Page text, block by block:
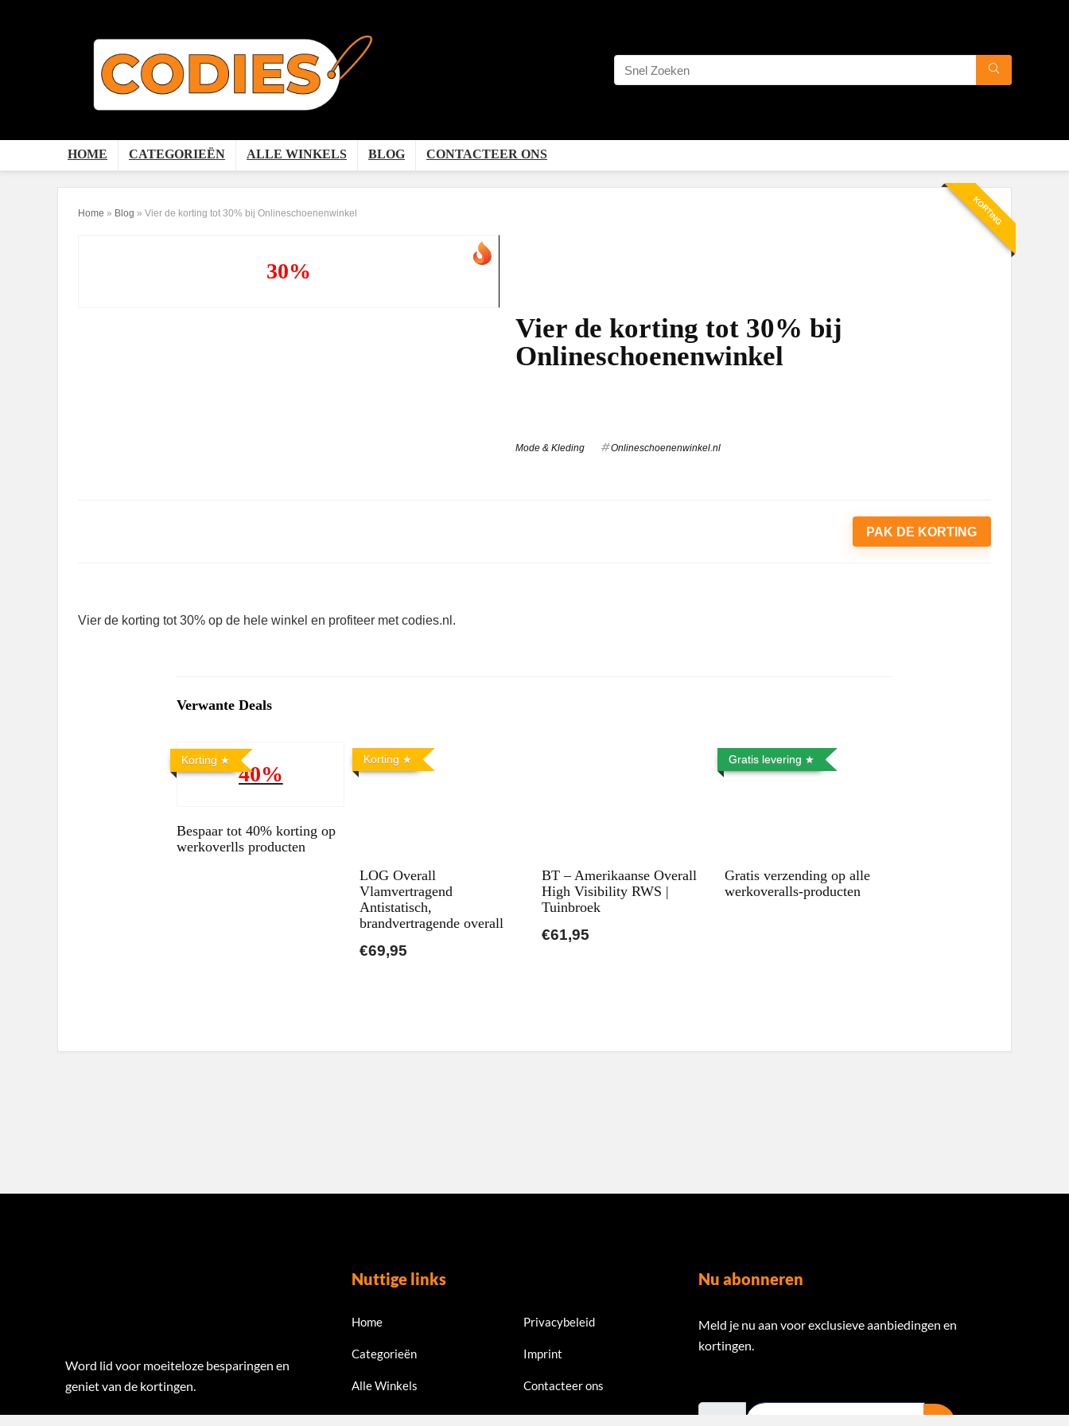
HOME CATEGORIEËN ALLE WINKELS BLOG CONTACTEER ONS
Home » Blog » Vier de korting tot 30% bij Onlineschoenenwinkel KORTING
30%
Vier de korting tot 30% bij
Onlineschoenenwinkel
Mode & Kleding Onlineschoenenwinkel.nl
PAK DE KORTING
Vier de korting tot 30% op de hele winkel en profiteer met codies.nl.
Verwante Deals
Korting
40%
Bespaar tot 40% korting op
werkoverlls producten
Korting
LOG Overall
Vlamvertragend
Antistatisch,
brandvertragende overall
€69,95
BT – Amerikaanse Overall
High Visibility RWS |
Tuinbroek
€61,95
Gratis levering
Gratis verzending op alle
werkoveralls-producten
Word lid voor moeiteloze besparingen en
geniet van de kortingen.
Nuttige links
Home
Categorieën
Alle Winkels
Privacybeleid
Imprint
Contacteer ons
Nu abonneren
Meld je nu aan voor exclusieve aanbiedingen en
kortingen.